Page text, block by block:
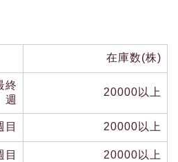
在庫数(株)
終
週
20000以上
目 20000以上
目 20000以上